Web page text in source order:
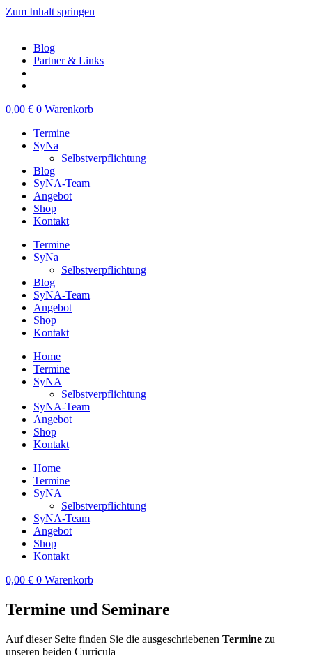
Zum Inhalt springen
Blog
Partner & Links
0,00 € 0 Warenkorb
Termine
SyNa
Selbstverpflichtung
Blog
SyNA-Team
Angebot
Shop
Kontakt
Termine
SyNa
Selbstverpflichtung
Blog
SyNA-Team
Angebot
Shop
Kontakt
Home
Termine
SyNA
Selbstverpflichtung
SyNA-Team
Angebot
Shop
Kontakt
Home
Termine
SyNA
Selbstverpflichtung
SyNA-Team
Angebot
Shop
Kontakt
0,00 € 0 Warenkorb
Termine und Seminare
Auf dieser Seite finden Sie die ausgeschriebenen Termine zu
unseren beiden Curricula